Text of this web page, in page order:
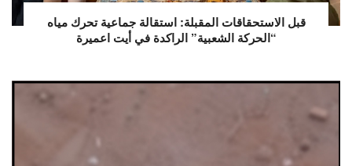
قبل الاستحقاقات المقبلة: استقالة جماعية تحرك مياه
“الحركة الشعبية” الراكدة في أيت اعميرة